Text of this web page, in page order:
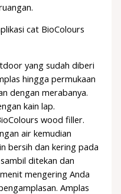
cat BioColours
yang sudah diberi
hingga permukaan
dengan merabanya.
kain lap.
wood filler.
air kemudian
bersih dan kering pada
ditekan dan
mengering Anda
Amplas